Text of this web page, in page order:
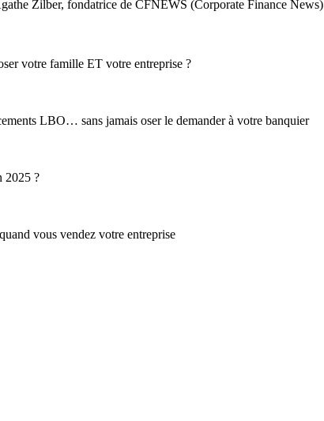
Zilber, fondatrice de CFNEWS (Corporate Finance News)
votre famille ET votre entreprise ?
LBO… sans jamais oser le demander à votre banquier
2025 ?
vous vendez votre entreprise